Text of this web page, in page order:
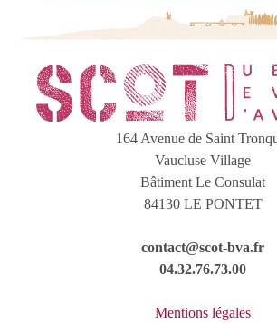
164 Avenue de Saint
Vaucluse Village
Bâtiment Le Consulat
84130 LE PONTET
contact@scot-bva.fr
04.32.76.73.00
Mentions légales